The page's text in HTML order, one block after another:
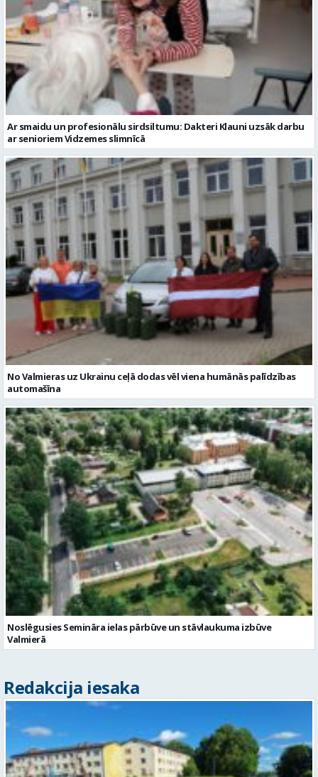
Ar smaidu un profesionālu sirdsiltumu: Dakteri Klauni uzsāk darbu
ar senioriem Vidzemes slimnīcā
No Valmieras uz Ukrainu ceļā dodas vēl viena humānās palīdzības
automašīna
Noslēgusies Semināra ielas pārbūve un stāvlaukuma izbūve
Valmierā
Redakcija iesaka